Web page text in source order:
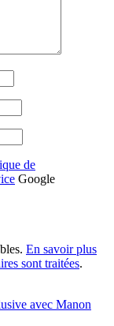
de
Google
En savoir plus
sont traitées.
avec Manon